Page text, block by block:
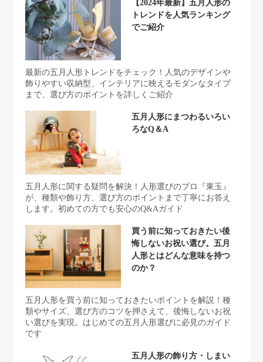
【2024年最新】五月人形の
トレンドを人気ランキング
でご紹介
最新の五月人形トレンドをチェック！人気のデザインや
飾りやすい収納型、インテリアに映えるモダンなタイプ
まで、選び方のポイントを詳しくご紹介
五月人形にまつわるいろい
ろなQ＆A
五月人形に関する疑問を解決！人形選びのプロ『東玉』
が、種類や飾り方、選び方のポイントまで丁寧にお答え
します。初めての方でも安心のQ&Aガイド
買う前に知っておきたい後
悔しないお祝い選び。五月
人形とはどんな意味を持つ
のか？
五月人形を買う前に知っておきたいポイントを解説！種
類やサイズ、選び方のコツを押さえて、後悔しないお祝
い選びを実現。はじめての五月人形選びに必見のガイド
です
五月人形の飾り方・しまい